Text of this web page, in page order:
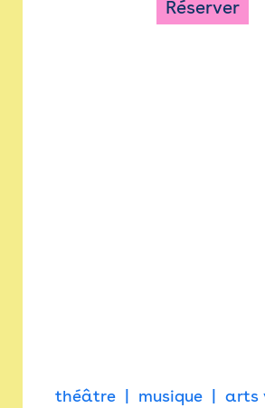
Réserver
théâtre musique arts